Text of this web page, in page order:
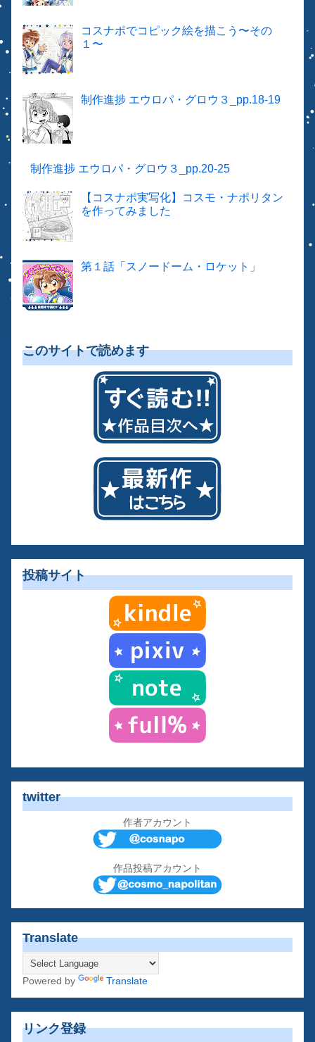
コスナポでコピック絵を描こう〜その
１〜
制作進捗 エウロパ・グロウ３_pp.18-19
制作進捗 エウロパ・グロウ３_pp.20-25
【コスナポ実写化】コスモ・ナポリタン
を作ってみました
第１話「スノードーム・ロケット」
このサイトで読めます
投稿サイト
twitter
作者アカウント
作品投稿アカウント
Translate
Powered by Translate
リンク登録